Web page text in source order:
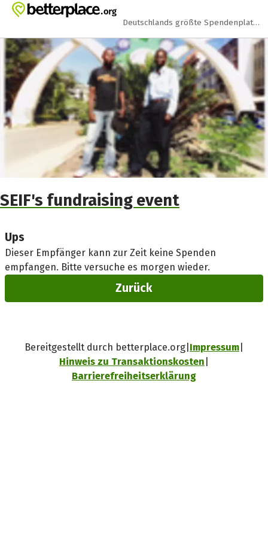
Zum Hauptinhalt springen
Erklärung zur Barrierefreiheit anzeigen
Deutschlands größte Spendenplattform
SEIF's fundraising event
Ups
Dieser Empfänger kann zur Zeit keine Spenden
empfangen. Bitte versuche es morgen wieder.
Zurück
Bereitgestellt durch betterplace.org Impressum
Hinweis zu Transaktionskosten
Barrierefreiheitserklärung